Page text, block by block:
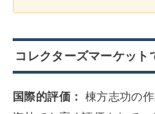
コレクターズマーケット
国際的評価： 棟方志功の